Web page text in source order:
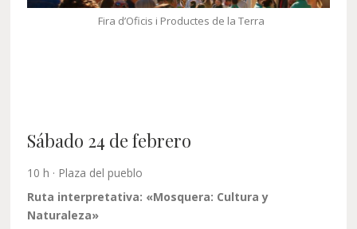
Fira d’Oficis i Productes de la Terra
Sábado 24 de febrero
10 h · Plaza del pueblo
Ruta interpretativa: «Mosquera: Cultura y
Naturaleza»